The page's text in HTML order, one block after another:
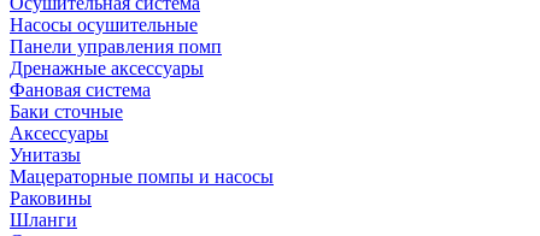
Насосы осушительные
Панели управления помп
Дренажные аксессуары
Фановая система
Баки сточные
Аксессуары
Унитазы
Мацераторные помпы и насосы
Раковины
Шланги